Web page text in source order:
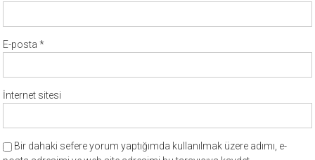
E-posta*
İnternet sitesi
Bir dahaki sefere yorum yaptığımda kullanılmak üzere adımı, e-